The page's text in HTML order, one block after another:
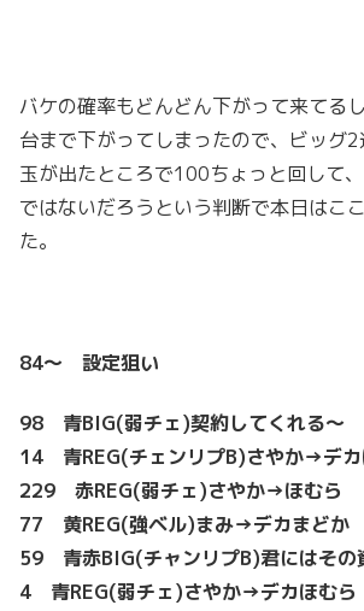
バケの確率もどんどん下がって来てる
台まで下がってしまったので、ビッグ
玉が出たところで100ちょっと回して
ではないだろうという判断で本日はこ
た。
84～ 設定狙い
98 青BIG(弱チェ)契約してくれる～
14 青REG(チェンリプB)さやか→デカ
229 赤REG(弱チェ)さやか→ほむら
77 黄REG(強ベル)まみ→デカまどか
59 青赤BIG(チャンリプB)君にはその
4 青REG(弱チェ)さやか→デカほむら